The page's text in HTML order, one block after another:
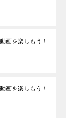
画を楽しもう！
画を楽しもう！